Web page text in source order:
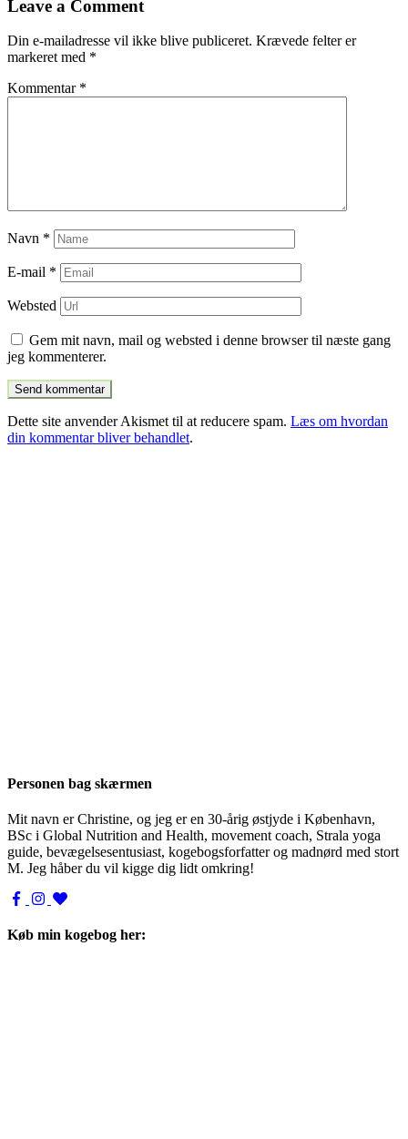
Leave a Comment
Din e-mailadresse vil ikke blive publiceret. Krævede felter er
markeret med *
Kommentar *
Navn *
E-mail *
Websted
Gem mit navn, mail og websted i denne browser til næste gang
jeg kommenterer.
Dette site anvender Akismet til at reducere spam. Læs om hvordan
din kommentar bliver behandlet.
Personen bag skærmen
Mit navn er Christine, og jeg er en 30-årig østjyde i København,
BSc i Global Nutrition and Health, movement coach, Strala yoga
guide, bevægelsesentusiast, kogebogsforfatter og madnørd med stort
M. Jeg håber du vil kigge dig lidt omkring!
Køb min kogebog her: